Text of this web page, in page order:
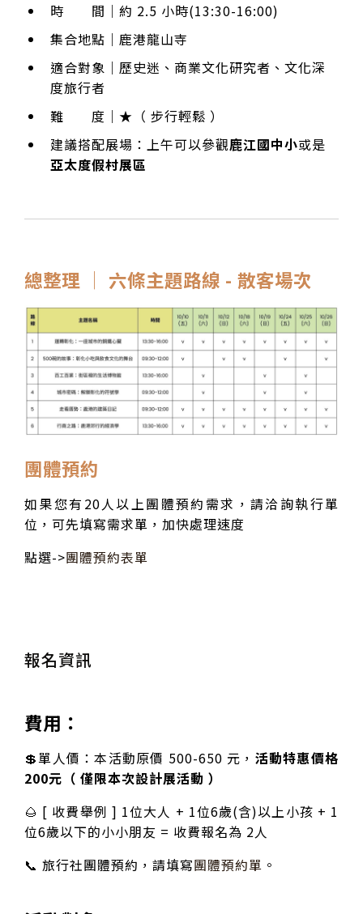
時 間｜約 2.5 小時(13:30-16:00)
集合地點｜鹿港龍山寺
適合對象｜歷史迷、商業文化研究者、文化深
度旅行者
難 度｜★（ 步行輕鬆 ）
建議搭配展場：上午可以參觀鹿江國中小或是
亞太度假村展區
總整理 │ 六條主題路線 - 散客場次
團體預約
如果您有20人以上團體預約需求，請洽詢執行單
位，可先填寫需求單，加快處理速度
點選->團體預約表單
報名資訊
費用：
💲單人價：本活動原價 500-650 元， 活動特惠價格
200元（ 僅限本次設計展活動 ）
🌰 [ 收費舉例 ] 1位大人 + 1位6歲(含)以上小孩 + 1
位6歲以下的小小朋友 = 收費報名為 2人
📞 旅行社團體預約，請填寫團體預約單 。